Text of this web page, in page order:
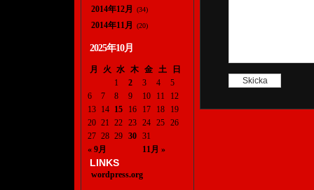
2014年12月 (34)
2014年11月 (20)
2025年10月
月 火 水 木 金 土 日
« 9月 11月 »
1 2 3 4
5
6
7 8 9 10 11
12
13
14 15 16 17 18
19
20 21 22 23 24 25
26
27 28 29 30 31
LINKS
wordpress.org